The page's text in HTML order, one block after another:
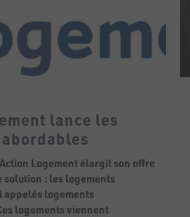
lance les
Logement élargit son offre
solution : les logements
appelés logements
logements viennent